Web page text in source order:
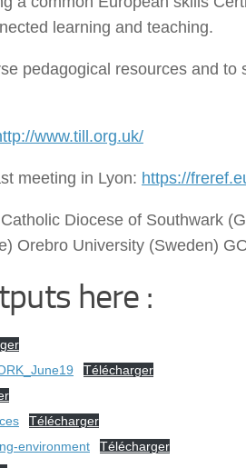
learning and teaching.
pedagogical resources and
www.till.org.uk/
meeting in Lyon: https://
Diocese of Southwark
Orebro University (Sweden)
here :
Télécharger
Télécharger
environment
Télécharger